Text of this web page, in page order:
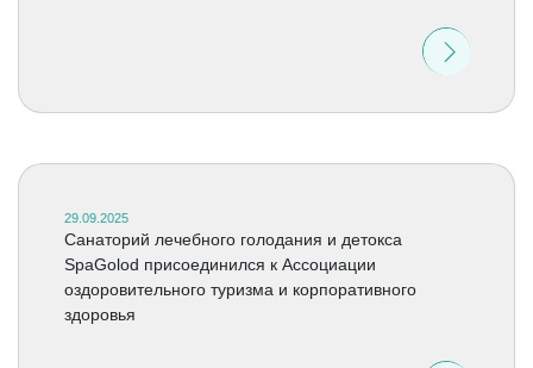
29.09.2025
Санаторий лечебного голодания и детокса
SpaGolod присоединился к Ассоциации
оздоровительного туризма и корпоративного
здоровья